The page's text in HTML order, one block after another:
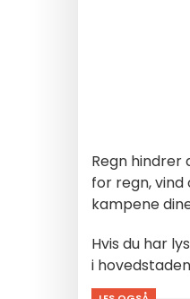
Regn hindrer
for regn,
kampene
Hvis du har
i